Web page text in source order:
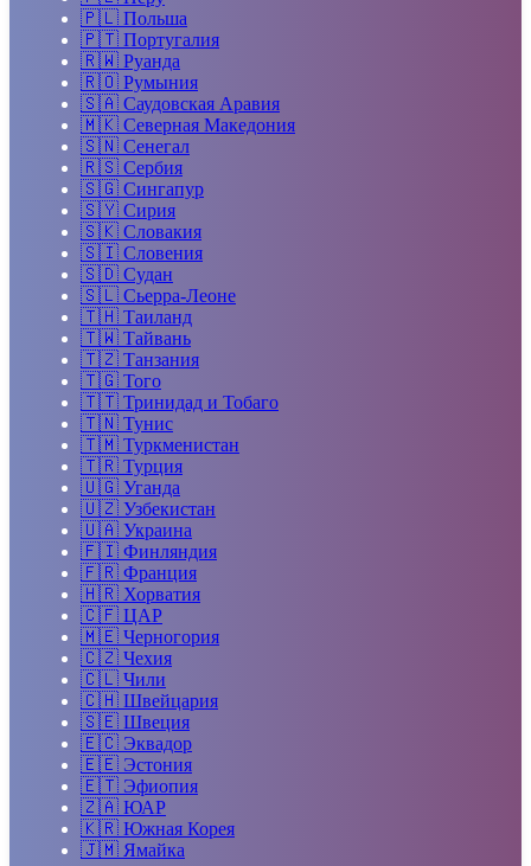
🇵🇱 Польша
🇵🇹 Португалия
🇷🇼 Руанда
🇷🇴 Румыния
🇸🇦 Саудовская Аравия
🇲🇰 Северная Македония
🇸🇳 Сенегал
🇷🇸 Сербия
🇸🇬 Сингапур
🇸🇾 Сирия
🇸🇰 Словакия
🇸🇮 Словения
🇸🇩 Судан
🇸🇱 Сьерра-Леоне
🇹🇭 Таиланд
🇹🇼 Тайвань
🇹🇿 Танзания
🇹🇬 Того
🇹🇹 Тринидад и Тобаго
🇹🇳 Тунис
🇹🇲 Туркменистан
🇹🇷 Турция
🇺🇬 Уганда
🇺🇿 Узбекистан
🇺🇦 Украина
🇫🇮 Финляндия
🇫🇷 Франция
🇭🇷 Хорватия
🇨🇫 ЦАР
🇲🇪 Черногория
🇨🇿 Чехия
🇨🇱 Чили
🇨🇭 Швейцария
🇸🇪 Швеция
🇪🇨 Эквадор
🇪🇪 Эстония
🇪🇹 Эфиопия
🇿🇦 ЮАР
🇰🇷 Южная Корея
🇯🇲 Ямайка